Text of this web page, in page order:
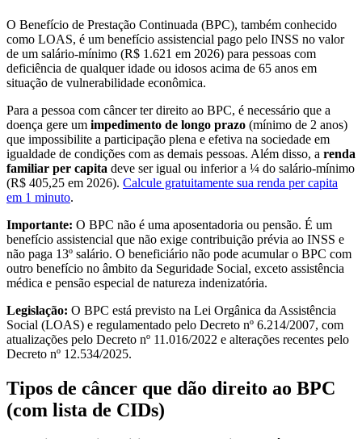
O Benefício de Prestação Continuada (BPC), também conhecido
como LOAS, é um benefício assistencial pago pelo INSS no valor
de um salário-mínimo (R$ 1.621 em 2026) para pessoas com
deficiência de qualquer idade ou idosos acima de 65 anos em
situação de vulnerabilidade econômica.
Para a pessoa com câncer ter direito ao BPC, é necessário que a
doença gere um impedimento de longo prazo (mínimo de 2 anos)
que impossibilite a participação plena e efetiva na sociedade em
igualdade de condições com as demais pessoas. Além disso, a renda
familiar per capita deve ser igual ou inferior a ¼ do salário-mínimo
(R$ 405,25 em 2026). Calcule gratuitamente sua renda per capita
em 1 minuto.
Importante: O BPC não é uma aposentadoria ou pensão. É um
benefício assistencial que não exige contribuição prévia ao INSS e
não paga 13º salário. O beneficiário não pode acumular o BPC com
outro benefício no âmbito da Seguridade Social, exceto assistência
médica e pensão especial de natureza indenizatória.
Legislação: O BPC está previsto na Lei Orgânica da Assistência
Social (LOAS) e regulamentado pelo Decreto nº 6.214/2007, com
atualizações pelo Decreto nº 11.016/2022 e alterações recentes pelo
Decreto nº 12.534/2025.
Tipos de câncer que dão direito ao BPC
(com lista de CIDs)